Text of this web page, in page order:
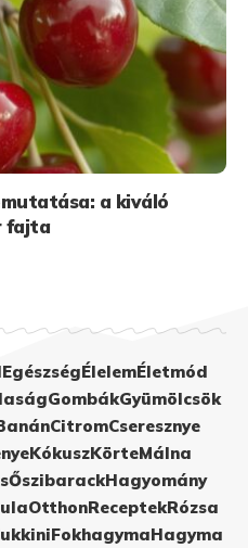
a kiváló
fajta
EgészségÉlelemÉletmód
GombákGyümölcsök
CitromCseresznye
KókuszKörteMálna
ŐszibarackHagyomány
OtthonReceptekRózsa
FokhagymaHagyma